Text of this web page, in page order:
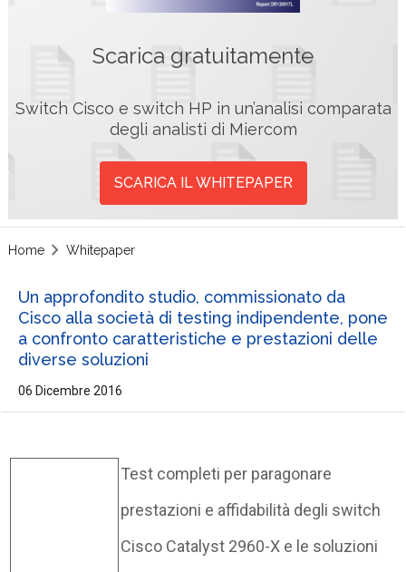
Scarica gratuitamente
Switch Cisco e switch HP in un’analisi comparata
degli analisti di Miercom
SCARICA IL WHITEPAPER
Home Whitepaper
Un approfondito studio, commissionato da
Cisco alla società di testing indipendente, pone
a confronto caratteristiche e prestazioni delle
diverse soluzioni
06 Dicembre 2016
Test completi per paragonare
prestazioni e affidabilità degli switch
Cisco Catalyst 2960-X e le soluzioni